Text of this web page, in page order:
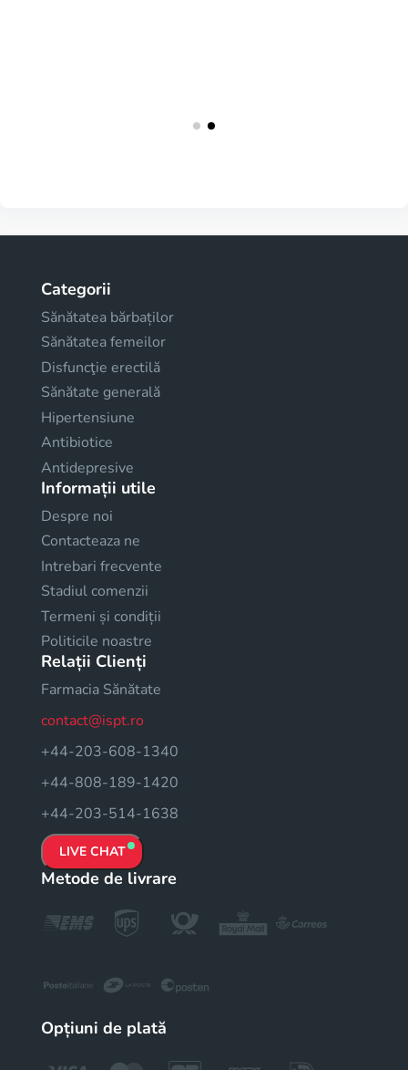
Categorii
Sănătatea bărbaților
Sănătatea femeilor
Disfuncţie erectilă
Sănătate generală
Hipertensiune
Antibiotice
Antidepresive
Informații utile
Despre noi
Contacteaza ne
Intrebari frecvente
Stadiul comenzii
Termeni și condiții
Politicile noastre
Relații Clienți
Farmacia Sănătate
contact@ispt.ro
+44-203-608-1340
+44-808-189-1420
+44-203-514-1638
LIVE CHAT
Metode de livrare
Opțiuni de plată